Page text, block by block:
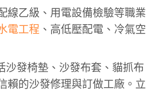
線乙級、用電設備檢驗等職業
電工程 、高低壓配電、冷氣空
沙發椅墊、沙發布套、貓抓布
賴的沙發修理與訂做工廠。立